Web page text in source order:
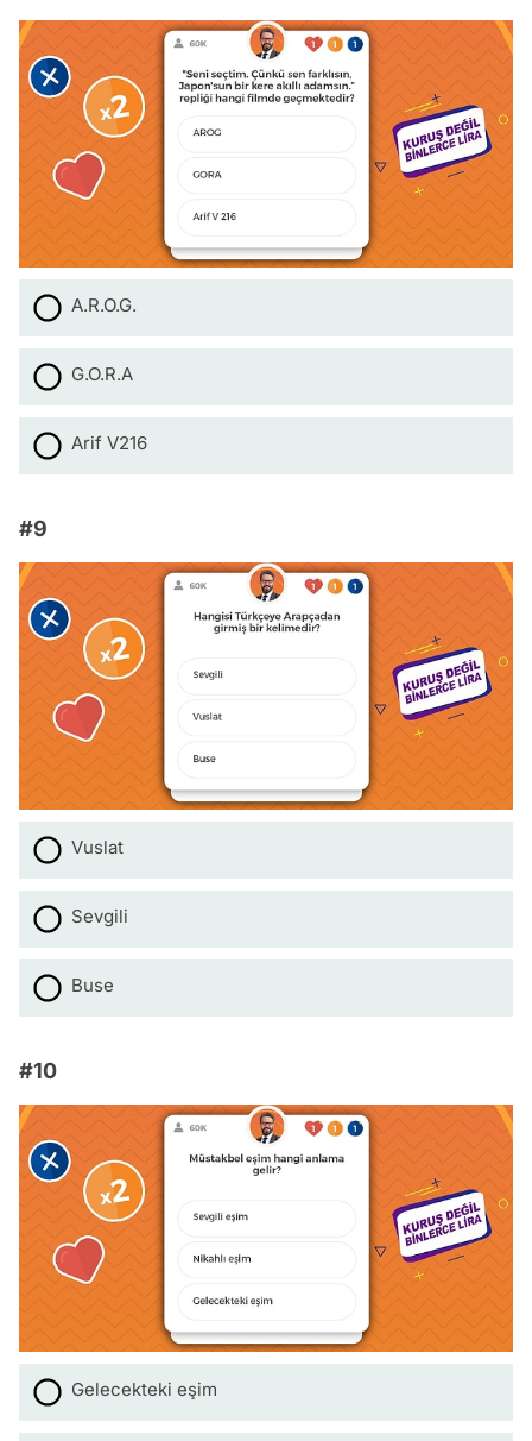
A.R.O.G.
G.O.R.A
Arif V216
#9
Vuslat
Sevgili
Buse
#10
Gelecekteki eşim